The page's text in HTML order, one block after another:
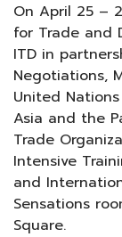
On April 25 –
for Trade and
ITD in
Negotiations,
United
Asia and the
Trade
Intensive
and
Sensations
Square.